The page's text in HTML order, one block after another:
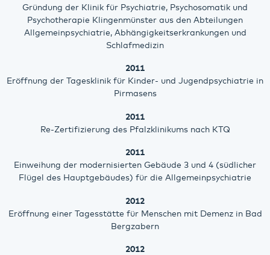
Gründung der Klinik für Psychiatrie, Psychosomatik und
Psychotherapie Klingenmünster aus den Abteilungen
Allgemeinpsychiatrie, Abhängigkeitserkrankungen und
Schlafmedizin
2011
Eröffnung der Tagesklinik für Kinder- und Jugendpsychiatrie in
Pirmasens
2011
Re-Zertifizierung des Pfalzklinikums nach KTQ
2011
Einweihung der modernisierten Gebäude 3 und 4 (südlicher
Flügel des Hauptgebäudes) für die Allgemeinpsychiatrie
2012
Eröffnung einer Tagesstätte für Menschen mit Demenz in Bad
Bergzabern
2012